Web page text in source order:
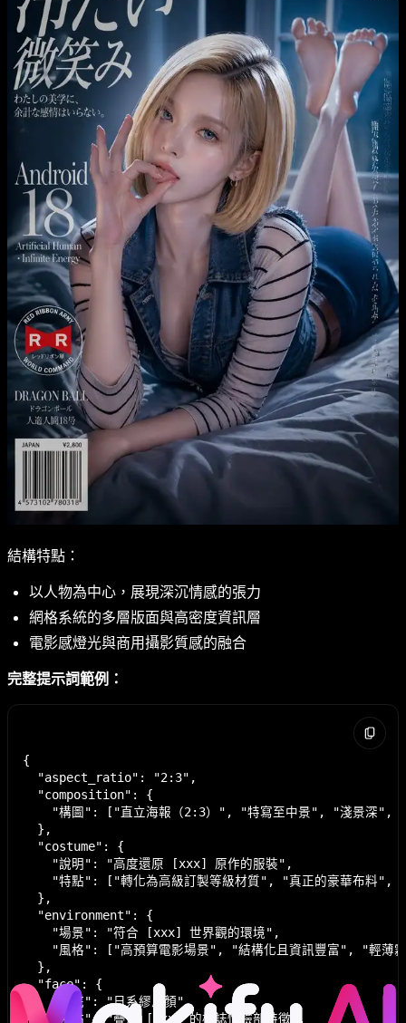
結構特點：
以人物為中心，展現深沉情感的張力
網格系統的多層版面與高密度資訊層
電影感燈光與商用攝影質感的融合
完整提示詞範例：
{
  "aspect_ratio": "2:3",
  "composition": {
"構圖": ["直立海報（2:3）", "特寫至中景", "淺景深",
  },
  "costume": {
    "說明": "高度還原 [xxx] 原作的服裝",
"特點": ["轉化為高級訂製等級材質", "真正的豪華布料",
  },
  "environment": {
    "場景": "符合 [xxx] 世界觀的環境",
"風格": ["高預算電影場景", "結構化且資訊豐富", "輕薄
  },
  "face": {
    "基底": "日系繆思顏",
    "特點": "疊加 [xxx] 的標誌性臉部特徵",